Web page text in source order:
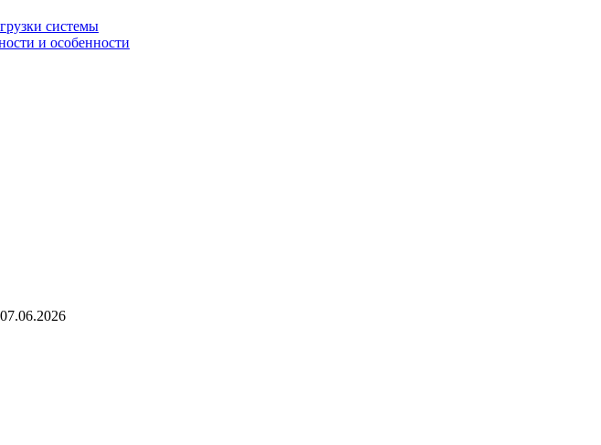
системы
и особенности
07.06.2026